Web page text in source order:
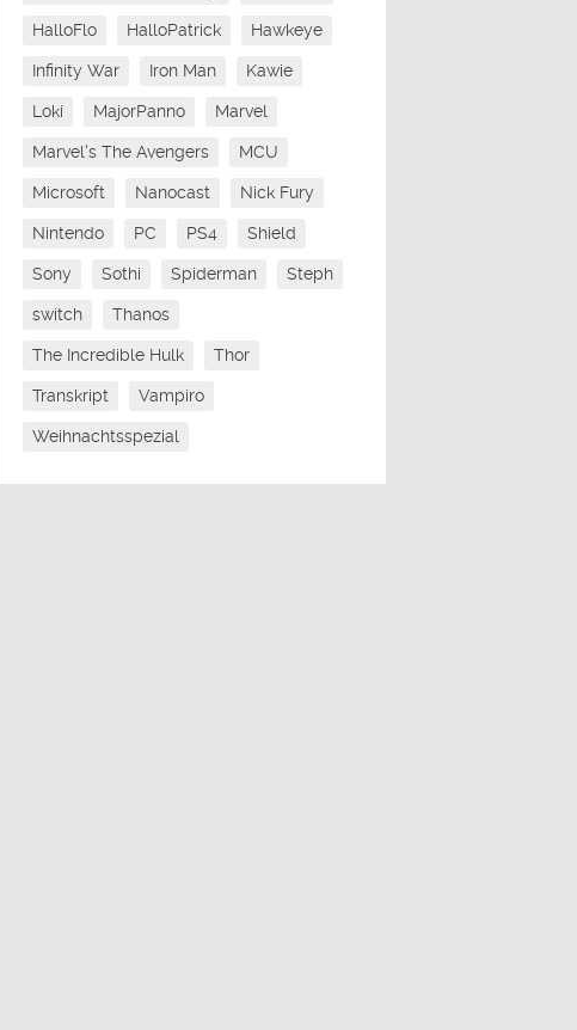
HalloFlo HalloPatrick Hawkeye
Infinity War Iron Man Kawie
Loki MajorPanno Marvel
Marvel's The Avengers MCU
Microsoft Nanocast Nick Fury
Nintendo PC PS4 Shield
Sony Sothi Spiderman Steph
switch Thanos
The Incredible Hulk Thor
Transkript Vampiro
Weihnachtsspezial